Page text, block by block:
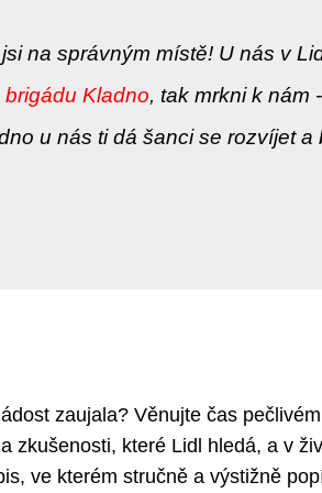
na správným místě! U nás v
brigádu Kladno, tak mrkni k nám
u nás ti dá šanci se rozvíjet
zaujala? Věnujte čas
zkušenosti, které Lidl hledá, a v
ve kterém stručně a výstižně